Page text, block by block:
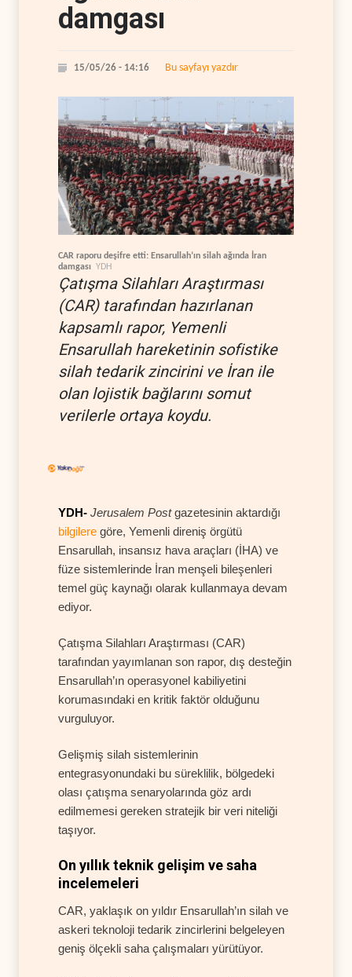
damgası
15/05/26 - 14:16 Bu sayfayı yazdır
CAR raporu deşifre etti: Ensarullah’ın silah ağında İran
damgası YDH
Çatışma Silahları Araştırması
(CAR) tarafından hazırlanan
kapsamlı rapor, Yemenli
Ensarullah hareketinin sofistike
silah tedarik zincirini ve İran ile
olan lojistik bağlarını somut
verilerle ortaya koydu.
YDH- Jerusalem Postgazetesinin aktardığı
bilgilere göre, Yemenli direniş örgütü
Ensarullah, insansız hava araçları (İHA) ve
füze sistemlerinde İran menşeli bileşenleri
temel güç kaynağı olarak kullanmaya devam
ediyor.
Çatışma Silahları Araştırması (CAR)
tarafından yayımlanan son rapor, dış desteğin
Ensarullah’ın operasyonel kabiliyetini
korumasındaki en kritik faktör olduğunu
vurguluyor.
Gelişmiş silah sistemlerinin
entegrasyonundaki bu süreklilik, bölgedeki
olası çatışma senaryolarında göz ardı
edilmemesi gereken stratejik bir veri niteliği
taşıyor.
On yıllık teknik gelişim ve saha
incelemeleri
CAR, yaklaşık on yıldır Ensarullah’ın silah ve
askeri teknoloji tedarik zincirlerini belgeleyen
geniş ölçekli saha çalışmaları yürütüyor.